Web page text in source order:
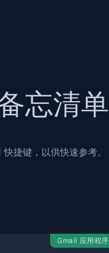
忘清单
快捷键，以供快速参考。
Gmail 应用程序